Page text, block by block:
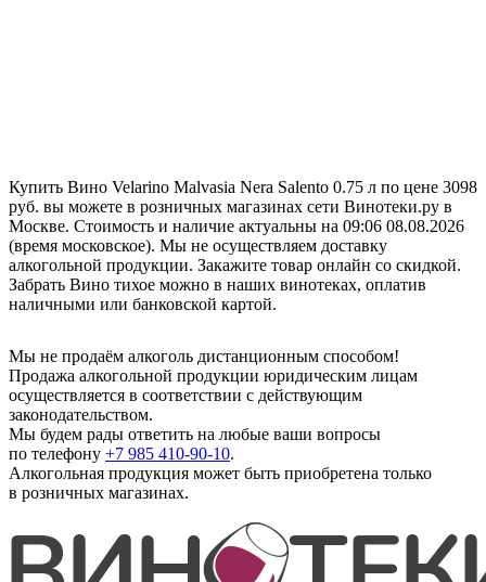
Купить Вино Velarino Malvasia Nera Salento 0.75 л по цене 3098
руб. вы можете в розничных магазинах сети Винотеки.ру в
Москве. Стоимость и наличие актуальны на 09:06 08.08.2026
(время московское). Мы не осуществляем доставку
алкогольной продукции. Закажите товар онлайн со скидкой.
Забрать Вино тихое можно в наших винотеках, оплатив
наличными или банковской картой.
Мы не продаём алкоголь дистанционным способом!
Продажа алкогольной продукции юридическим лицам
осуществляется в соответствии с действующим
законодательством.
Мы будем рады ответить на любые ваши вопросы
по телефону +7 985 410-90-10.
Алкогольная продукция может быть приобретена только
в розничных магазинах.